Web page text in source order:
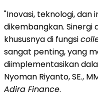
"Inovasi, teknologi, dan
dikembangkan. Sinergi
khususnya di fungsi
sangat penting, yang
diimplementasikan
Nyoman Riyanto, SE.,
Adira Finance.